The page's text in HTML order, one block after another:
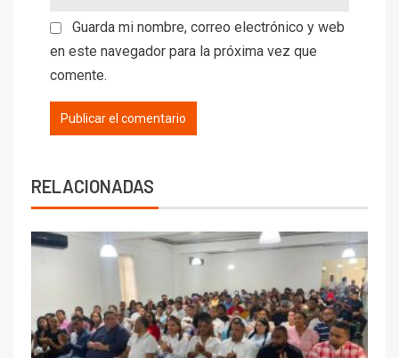
Guarda mi nombre, correo electrónico y web
en este navegador para la próxima vez que
comente.
RELACIONADAS